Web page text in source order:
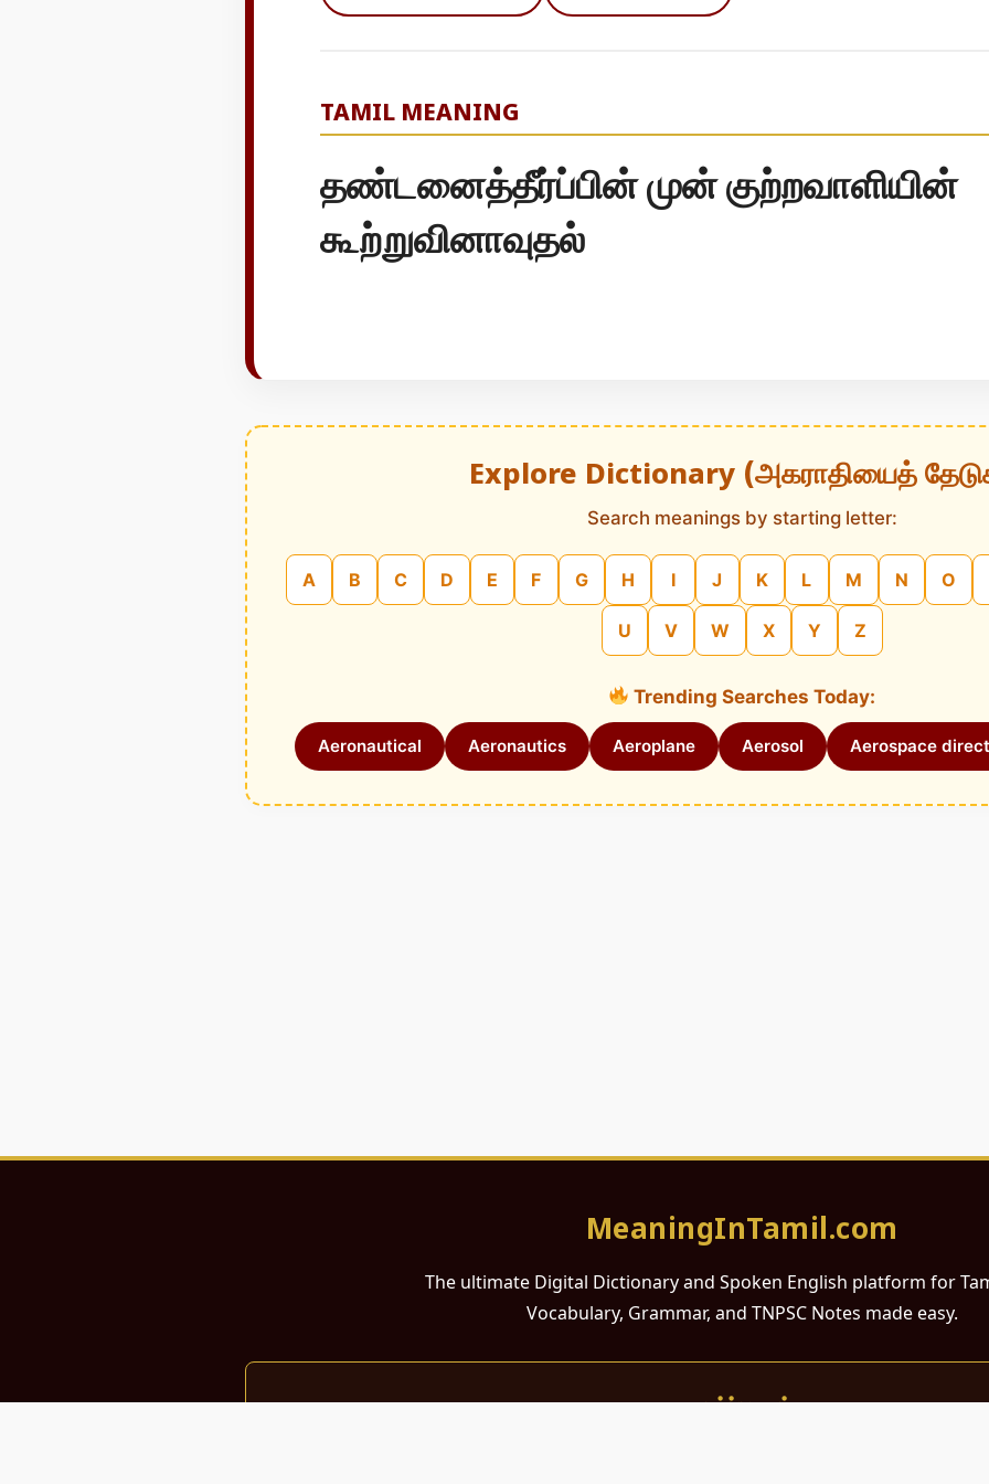
TAMIL MEANING
தண்டனைத்தீர்ப்பின் முன் குற்றவாளியின்
கூற்றுவினாவுதல்
Explore Dictionary (அகராதியைத்
Search meanings by starting letter:
A B C D E F G H I J K L M N O
U V W X Y Z
Trending Searches Today:
Aeronautical Aeronautics Aeroplane Aerosol Aerospace
MeaningInTamil.com
The ultimate Digital Dictionary and Spoken English platform for
Vocabulary, Grammar, and TNPSC Notes made easy.
சமர்ப்பணம்